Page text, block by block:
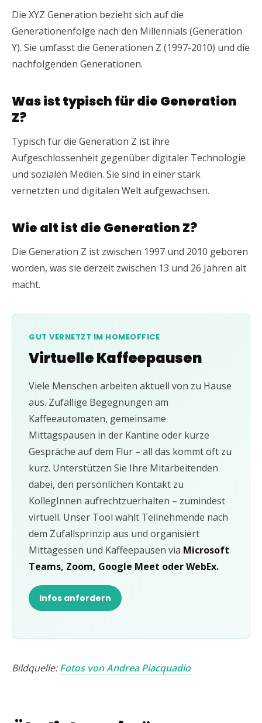
Die XYZ Generation bezieht sich auf die
Generationenfolge nach den Millennials (Generation
Y). Sie umfasst die Generationen Z (1997-2010) und die
nachfolgenden Generationen.
Was ist typisch für die Generation
Z?
Typisch für die Generation Z ist ihre
Aufgeschlossenheit gegenüber digitaler Technologie
und sozialen Medien. Sie sind in einer stark
vernetzten und digitalen Welt aufgewachsen.
Wie alt ist die Generation Z?
Die Generation Z ist zwischen 1997 und 2010 geboren
worden, was sie derzeit zwischen 13 und 26 Jahren alt
macht.
GUT VERNETZT IM HOMEOFFICE
Virtuelle Kaffeepausen
Viele Menschen arbeiten aktuell von zu Hause
aus. Zufällige Begegnungen am
Kaffeeautomaten, gemeinsame
Mittagspausen in der Kantine oder kurze
Gespräche auf dem Flur – all das kommt oft zu
kurz. Unterstützen Sie Ihre Mitarbeitenden
dabei, den persönlichen Kontakt zu
KollegInnen aufrechtzuerhalten – zumindest
virtuell. Unser Tool wählt Teilnehmende nach
dem Zufallsprinzip aus und organisiert
Mittagessen und Kaffeepausen via Microsoft
Teams, Zoom, Google Meet oder WebEx.
Infos anfordern
Bildquelle:Fotos von Andrea Piacquadio